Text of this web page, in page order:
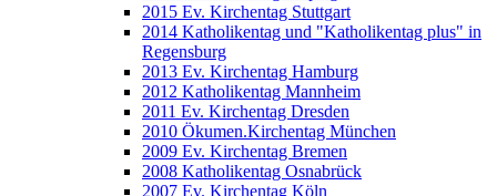
2015 Ev. Kirchentag Stuttgart
2014 Katholikentag und "Katholikentag plus" in
Regensburg
2013 Ev. Kirchentag Hamburg
2012 Katholikentag Mannheim
2011 Ev. Kirchentag Dresden
2010 Ökumen.Kirchentag München
2009 Ev. Kirchentag Bremen
2008 Katholikentag Osnabrück
2007 Ev. Kirchentag Köln